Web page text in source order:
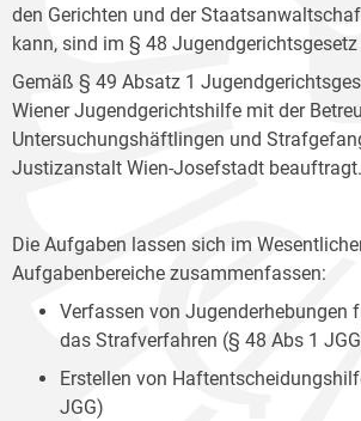
den Gerichten und der
kann, sind im § 48
Gemäß § 49 Absatz 1
Wiener Jugendgerichtshilfe mit der
Untersuchungshäftlingen und
Justizanstalt Wien-Josefstadt beauftragt.
Die Aufgaben lassen sich im
Aufgabenbereiche zusammenfassen:
Verfassen von Jugenderhebungen
das Strafverfahren (§ 48 Abs 1
Erstellen von
JGG)